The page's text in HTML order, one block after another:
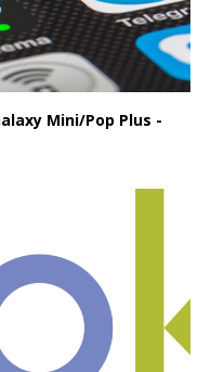
Mini/Pop Plus -